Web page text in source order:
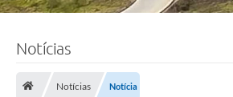
Notícias
Notícias Notícia